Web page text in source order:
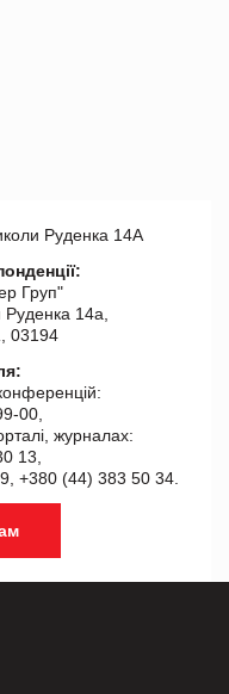
Руденка 14А
Груп"
14а,
03194
00,
журналах:
13,
+380 (44) 383 50 34.